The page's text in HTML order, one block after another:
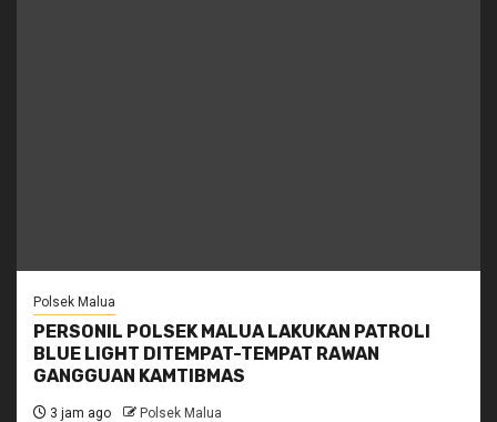
Polsek Malua
PERSONIL POLSEK MALUA LAKUKAN PATROLI
BLUE LIGHT DITEMPAT-TEMPAT RAWAN
GANGGUAN KAMTIBMAS
3 jam ago Polsek Malua